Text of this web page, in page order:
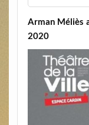
Arman Méliès
2020